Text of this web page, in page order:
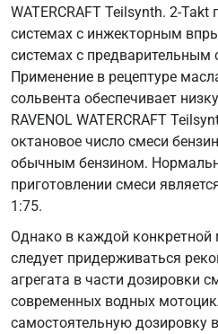
WATERCRAFT Teilsynth. 2-
системах с инжекторным
системах с
Применение в рецептуре
сольвента обеспечивает
RAVENOL WATERCRAFT
октановое число смеси
обычным бензином.
приготовлении смеси
1:75.
Однако в каждой конкретной
следует придерживаться
агрегата в части дозировки
современных водных
самостоятельную дозировку